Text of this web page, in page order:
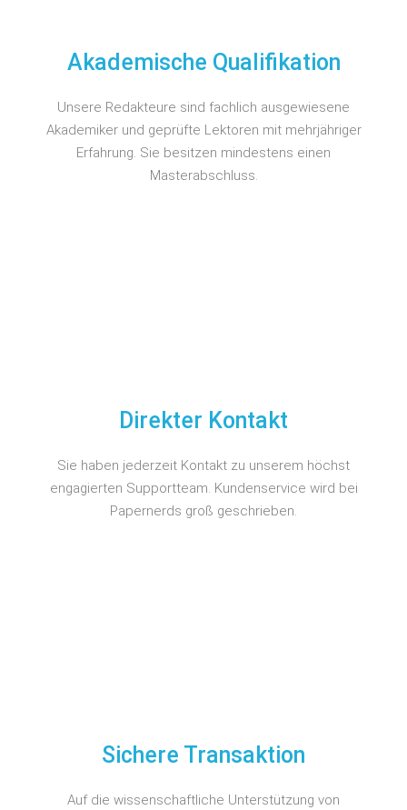
Akademische Qualifikation
Unsere Redakteure sind fachlich ausgewiesene
Akademiker und geprüfte Lektoren mit mehrjähriger
Erfahrung. Sie besitzen mindestens einen
Masterabschluss.
Direkter Kontakt
Sie haben jederzeit Kontakt zu unserem höchst
engagierten Supportteam. Kundenservice wird bei
Papernerds groß geschrieben.
Sichere Transaktion
Auf die wissenschaftliche Unterstützung von